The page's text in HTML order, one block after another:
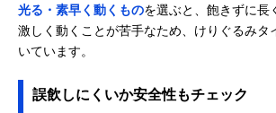
光る・素早く動くものを選ぶと、飽きずに長
激しく動くことが苦手なため、けりぐるみタ
いています。
誤飲しにくいか安全性もチェック